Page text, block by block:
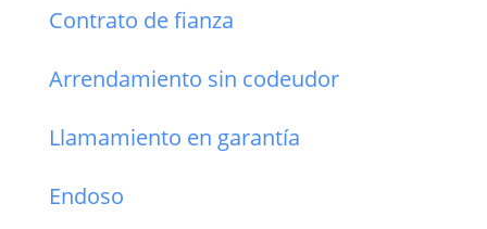
Contrato de fianza
Arrendamiento sin codeudor
Llamamiento en garantía
Endoso